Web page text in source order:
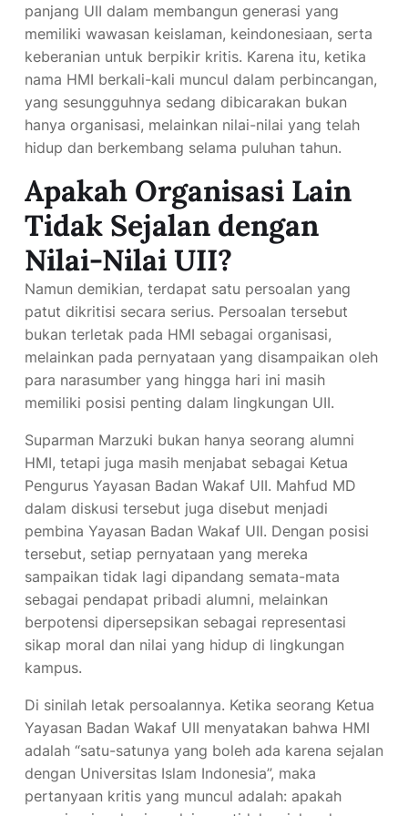
memiliki wawasan keislaman, keindonesiaan, serta
keberanian untuk berpikir kritis. Karena itu, ketika
nama HMI berkali-kali muncul dalam perbincangan,
yang sesungguhnya sedang dibicarakan bukan
hanya organisasi, melainkan nilai-nilai yang telah
hidup dan berkembang selama puluhan tahun.
Apakah Organisasi Lain
Tidak Sejalan dengan
Nilai-Nilai UII?
Namun demikian, terdapat satu persoalan yang
patut dikritisi secara serius. Persoalan tersebut
bukan terletak pada HMI sebagai organisasi,
melainkan pada pernyataan yang disampaikan oleh
para narasumber yang hingga hari ini masih
memiliki posisi penting dalam lingkungan UII.
HMI, tetapi juga masih menjabat sebagai Ketua
Pengurus Yayasan Badan Wakaf UII. Mahfud MD
dalam diskusi tersebut juga disebut menjadi
pembina Yayasan Badan Wakaf UII. Dengan posisi
tersebut, setiap pernyataan yang mereka
sampaikan tidak lagi dipandang semata-mata
sebagai pendapat pribadi alumni, melainkan
berpotensi dipersepsikan sebagai representasi
sikap moral dan nilai yang hidup di lingkungan
kampus.
Yayasan Badan Wakaf UII menyatakan bahwa HMI
adalah “satu-satunya yang boleh ada karena sejalan
dengan Universitas Islam Indonesia”, maka
pertanyaan kritis yang muncul adalah: apakah
organisasi mahasiswa lainnya tidak sejalan dengan